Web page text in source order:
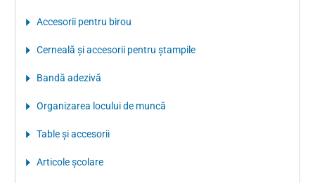
Accesorii pentru birou
Cerneală şi accesorii pentru ştampile
Bandă adezivă
Organizarea locului de muncă
Table şi accesorii
Articole şcolare